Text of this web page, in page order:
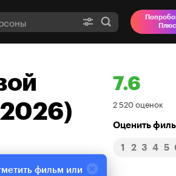
Плюс
7.6
7.6
2 520 оценок
Оценить
1 2 3 4 5
фильм или